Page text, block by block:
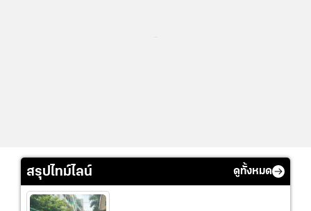
สรุปไทม์ไลน์ ดูทั้งหมด